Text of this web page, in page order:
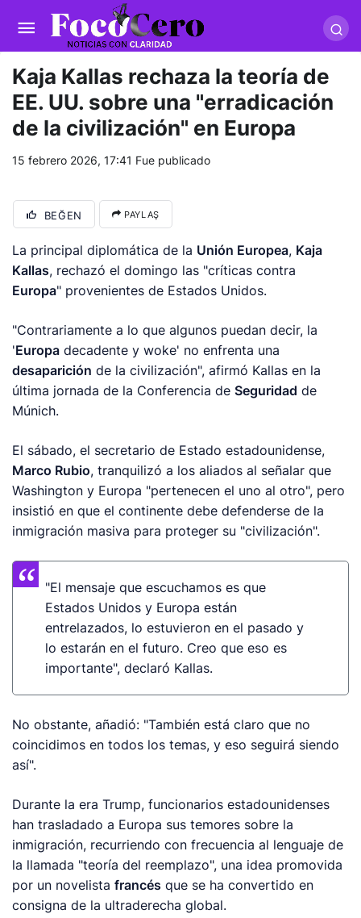
trwin giriş
masterbetting-palacebet1.com-
tlcasino giriş-betandyou-vbett34.com betovis34.net-
skyloftsbet
Kaja Kallas rechaza la teoría de
EE. UU. sobre una "erradicación
de la civilización" en Europa
15 febrero 2026, 17:41 Fue publicado
BEĞEN PAYLAŞ
La principal diplomática de la Unión Europea, Kaja
Kallas, rechazó el domingo las "críticas contra
Europa" provenientes de Estados Unidos.
"Contrariamente a lo que algunos puedan decir, la
'Europa decadente y woke' no enfrenta una
desaparición de la civilización", afirmó Kallas en la
última jornada de la Conferencia deSeguridad de
Múnich.
El sábado, el secretario de Estado estadounidense,
Marco Rubio, tranquilizó a los aliados al señalar que
Washington y Europa "pertenecen el uno al otro", pero
insistió en que el continente debe defenderse de la
inmigración masiva para proteger su "civilización".
"El mensaje que escuchamos es que
Estados Unidos y Europa están
entrelazados, lo estuvieron en el pasado y
lo estarán en el futuro. Creo que eso es
importante", declaró Kallas.
No obstante, añadió: "También está claro que no
coincidimos en todos los temas, y eso seguirá siendo
así".
Durante la era Trump, funcionarios estadounidenses
han trasladado a Europa sus temores sobre la
inmigración, recurriendo con frecuencia al lenguaje de
la llamada "teoría del reemplazo", una idea promovida
por un novelistafrancés que se ha convertido en
consigna de la ultraderecha global.